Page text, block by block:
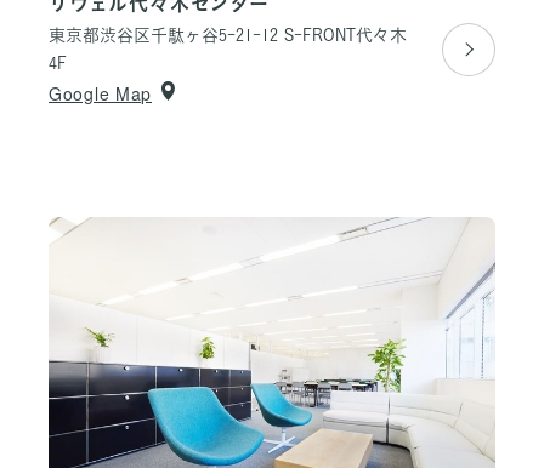
東京都渋谷区千駄ヶ谷5-21-12 S-FRONT代々木
4F
Google Map